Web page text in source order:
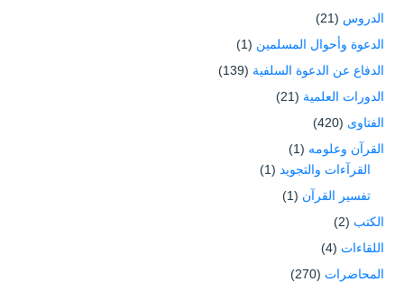
الدروس (21)
الدعوة وأحوال المسلمين (1)
الدفاع عن الدعوة السلفية (139)
الدورات العلمية (21)
الفتاوى (420)
القرآن وعلومه (1)
القرآءات والتجويد (1)
تفسير القرآن (1)
الكتب (2)
اللقاءات (4)
المحاضرات (270)